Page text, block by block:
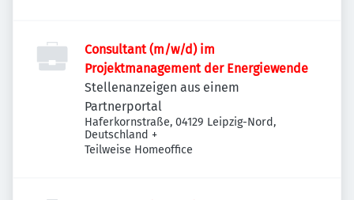
Consultant (m/w/d) im
Projektmanagement der Energiewende
Stellenanzeigen aus einem
Partnerportal
Haferkornstraße, 04129 Leipzig-Nord,
Deutschland +
Teilweise Homeoffice